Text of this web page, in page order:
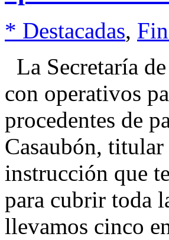
* Destacadas,
La Secretaría
con operativos
procedentes de
Casaubón, titular
instrucción que
para cubrir toda
llevamos cinco